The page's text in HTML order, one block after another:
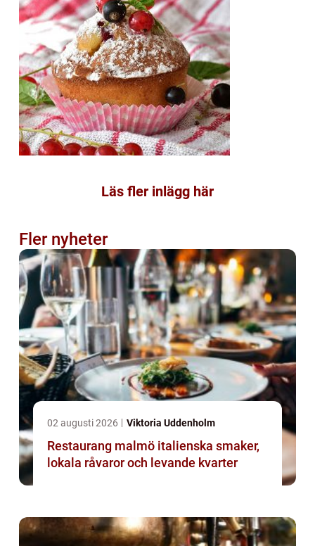
Läs fler inlägg här
Fler nyheter
02 augusti 2026 Viktoria Uddenholm
Restaurang malmö italienska smaker,
lokala råvaror och levande kvarter